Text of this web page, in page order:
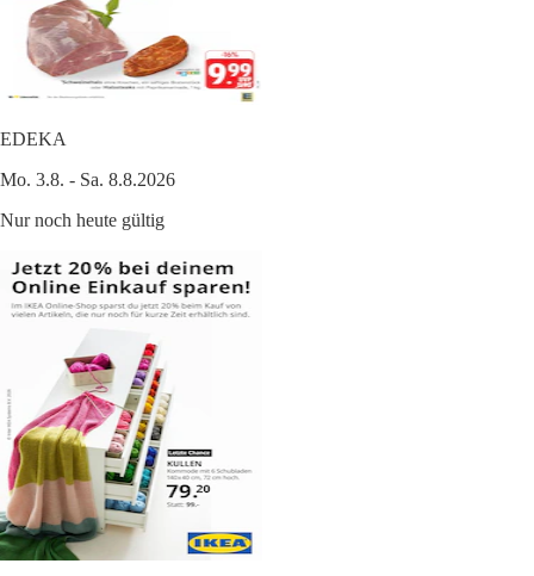
EDEKA
Mo. 3.8. - Sa. 8.8.2026
Nur noch heute gültig